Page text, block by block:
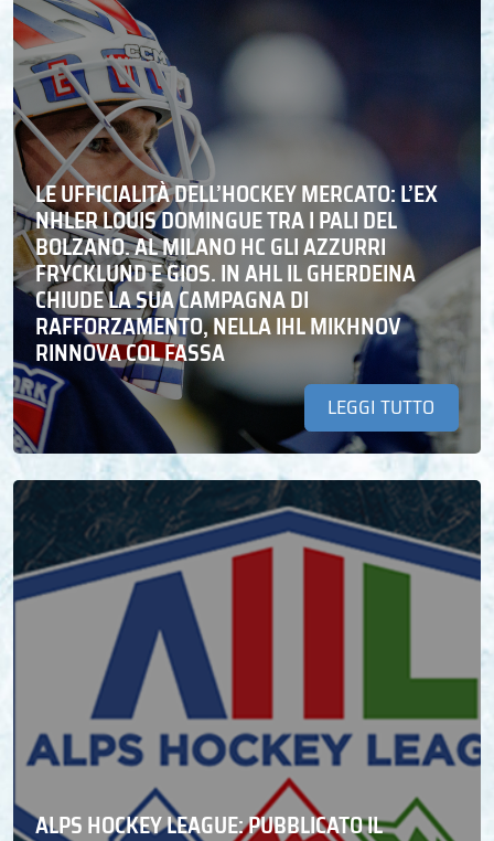
LE UFFICIALITÀ DELL’HOCKEY MERCATO: L’EX
NHLER LOUIS DOMINGUE TRA I PALI DEL
BOLZANO. AL MILANO HC GLI AZZURRI
FRYCKLUND E GIOS. IN AHL IL GHERDEINA
CHIUDE LA SUA CAMPAGNA DI
RAFFORZAMENTO, NELLA IHL MIKHNOV
RINNOVA COL FASSA
LEGGI TUTTO
ALPS HOCKEY LEAGUE: PUBBLICATO IL